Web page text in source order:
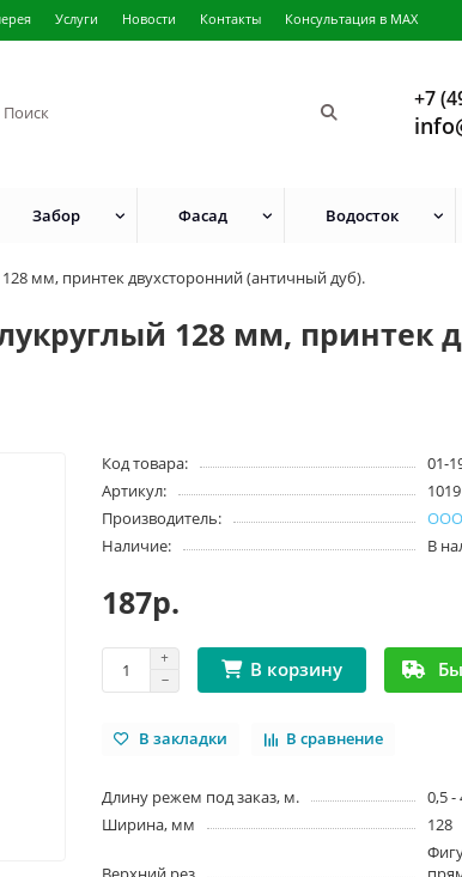
Услуги Новости Контакты Консультация в MAX
+7
Забор Фасад Водосток
мм, принтек двухсторонний (античный дуб).
128 мм, принтек
Код товара:
01-
Артикул:
1019
Производитель:
Наличие:
В
187р.
В корзину
В закладки В сравнение
Длину режем под заказ, м.
0,5 -
Ширина, мм
128